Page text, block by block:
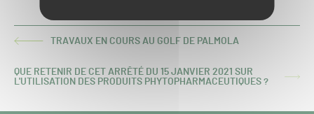
ARTICLE
TRAVAUX EN COURS AU GOLF DE PALMOLA
ARTICLE
QUE RETENIR DE CET ARRÊTÉ DU 15 JANVIER 2021 SUR
L'UTILISATION DES PRODUITS PHYTOPHARMACEUTIQUES ?